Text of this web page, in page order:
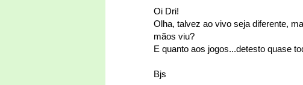
Oi Dri!
Olha, talvez ao vivo seja diferente,
mãos viu?
E quanto aos jogos...detesto quase
Bjs